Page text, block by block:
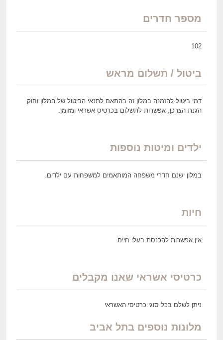
מספר חדרים
102
ביטול / תשלום מראש
דמי ביטול להזמנה במלון זה בהתאם לתנאי הביטול של המלון וחוק
הגנת הצרכן, אפשרות לתשלום בכרטיס אשראי ומזומן.
ילדים ומיטות נוספות
במלון ישנם חדרי משפחה המותאמים למשפחות עם ילדים.
חיות
אין אפשרות להכנסת בעלי חיים.
כרטיסי אשראי שאנו מקבלים
ניתן לשלם בכל סוגי כרטיסי האשראי
מלונות נוספים בתל אביב